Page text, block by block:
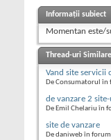
Informații subiect
Momentan este/
Thread-uri Similare
Vand site servicii
De Consumatorul
de vanzare 2
De Emil Chelariu în
site de vanzare
De daniweb în